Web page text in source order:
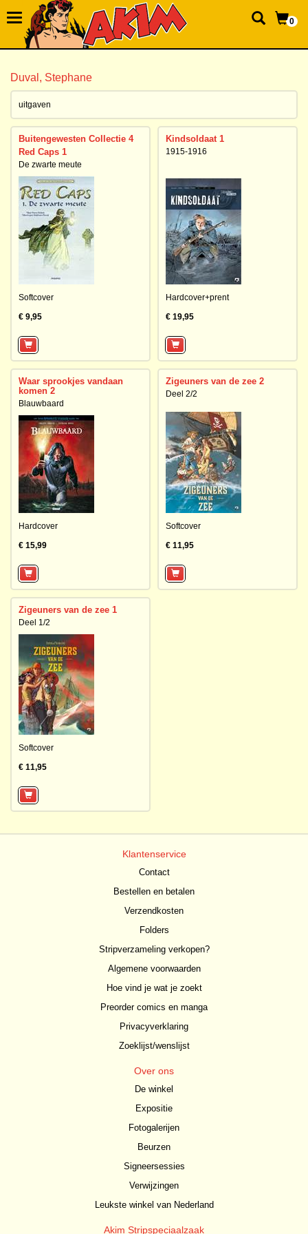
0
Duval, Stephane
uitgaven
Buitengewesten Collectie 4
Red Caps 1
De zwarte meute
Softcover
€ 9,95
Kindsoldaat 1
1915-1916
Hardcover+prent
€ 19,95
Waar sprookjes vandaan
komen 2
Blauwbaard
Hardcover
€ 15,99
Zigeuners van de zee 2
Deel 2/2
Softcover
€ 11,95
Zigeuners van de zee 1
Deel 1/2
Softcover
€ 11,95
Klantenservice
Contact
Bestellen en betalen
Verzendkosten
Folders
Stripverzameling verkopen?
Algemene voorwaarden
Hoe vind je wat je zoekt
Preorder comics en manga
Privacyverklaring
Zoeklijst/wenslijst
Over ons
De winkel
Expositie
Fotogalerijen
Beurzen
Signeersessies
Verwijzingen
Leukste winkel van Nederland
Akim Stripspeciaalzaak